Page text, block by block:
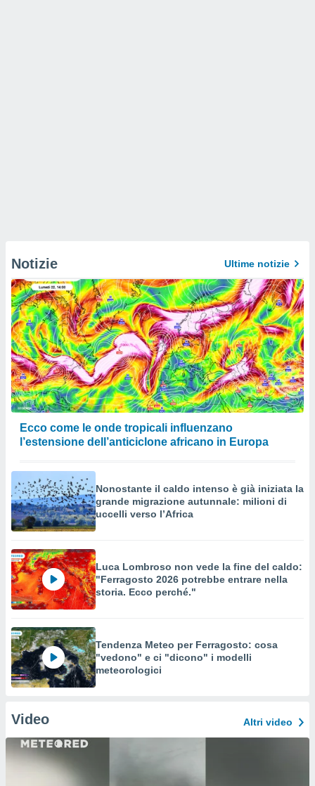
Notizie Ultime notizie
Ecco come le onde tropicali influenzano
l’estensione dell’anticiclone africano in Europa
Nonostante il caldo intenso è già iniziata la
grande migrazione autunnale: milioni di
uccelli verso l’Africa
Luca Lombroso non vede la fine del caldo:
"Ferragosto 2026 potrebbe entrare nella
storia. Ecco perché."
Tendenza Meteo per Ferragosto: cosa
"vedono" e ci "dicono" i modelli
meteorologici
Video Altri video